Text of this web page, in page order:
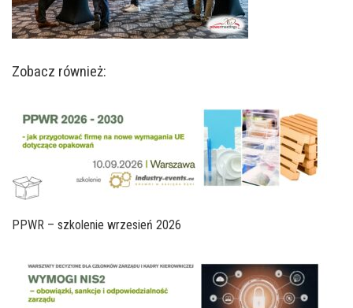
Zobacz również:
PPWR – szkolenie wrzesień 2026